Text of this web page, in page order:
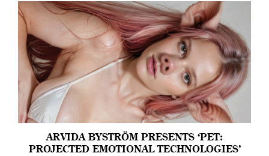
ARVIDA BYSTRÖM PRESENTS ‘PET:
PROJECTED EMOTIONAL TECHNOLOGIES’